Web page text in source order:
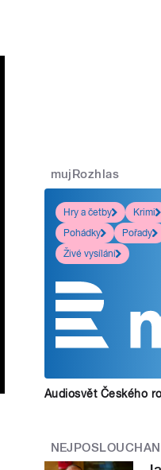
mujRozhlas
Hry a četby
Krimi
Pohádky
Pořady
Živé vysílání
Audiosvět Českého